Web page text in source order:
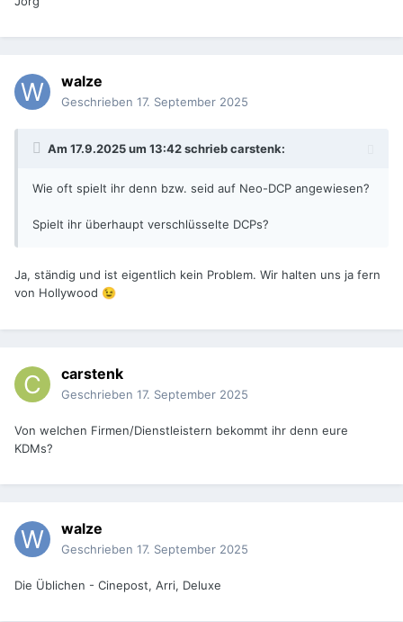
walze
Geschrieben 17. September 2025
Am 17.9.2025 um 13:42 schriebcarstenk:
Wie oft spielt ihr denn bzw. seid auf Neo-DCP angewiesen?
Spielt ihr überhaupt verschlüsselte DCPs?
Ja, ständig und ist eigentlich kein Problem. Wir halten uns ja fern
von Hollywood 😉
carstenk
Geschrieben 17. September 2025
Von welchen Firmen/Dienstleistern bekommt ihr denn eure
KDMs?
walze
Geschrieben 17. September 2025
Die Üblichen - Cinepost, Arri, Deluxe